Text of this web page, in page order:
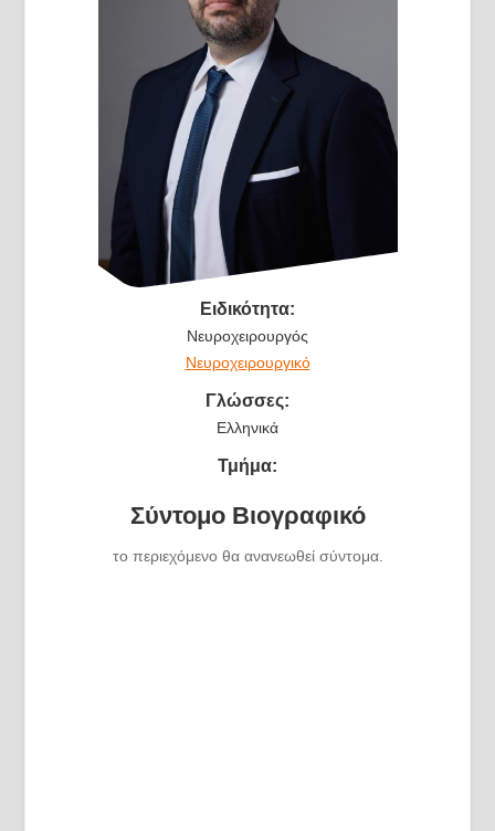
Ειδικότητα:
Νευροχειρουργός
Νευροχειρουργικό
Γλώσσες:
Ελληνικά
Τμήμα:
Σύντομο Βιογραφικό
το περιεχόμενο θα ανανεωθεί σύντομα.